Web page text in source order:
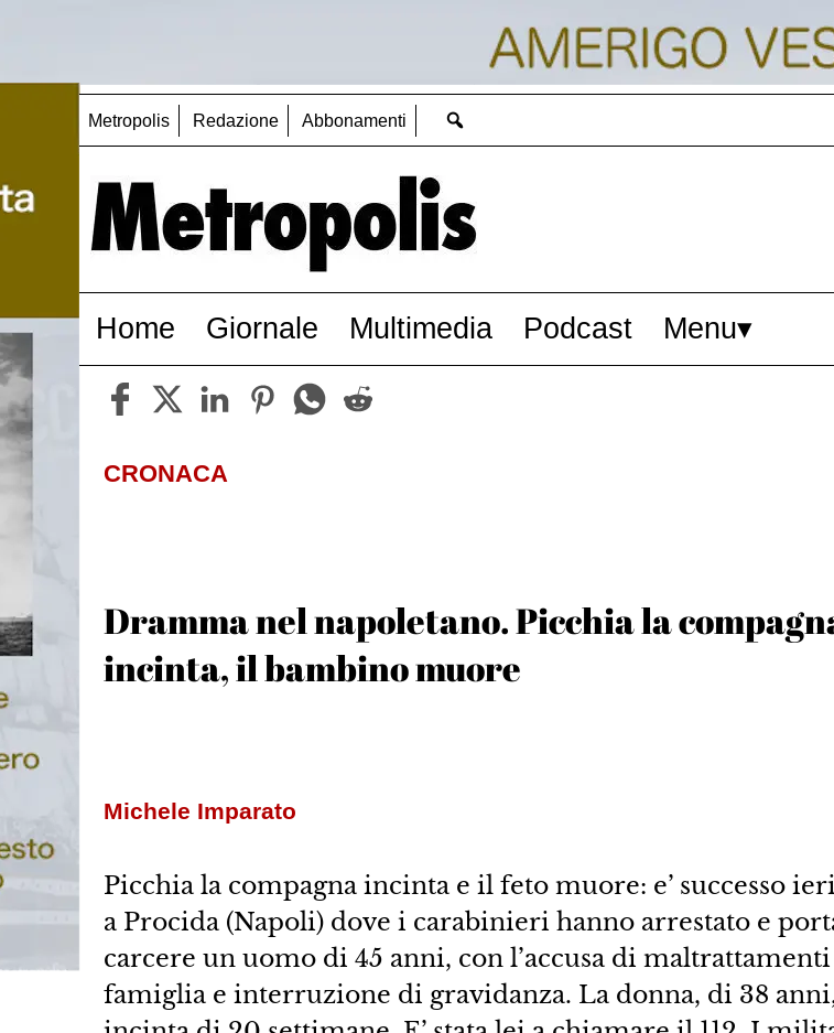
Metropolis Redazione Abbonamenti
Home Giornale Multimedia Podcast Menu
CRONACA
Dramma nel napoletano. Picchia la
incinta, il bambino muore
Michele Imparato
Picchia la compagna incinta e il feto muore: e’ successo
a Procida (Napoli) dove i carabinieri hanno arrestato e
carcere un uomo di 45 anni, con l’accusa di
famiglia e interruzione di gravidanza. La donna, di 38